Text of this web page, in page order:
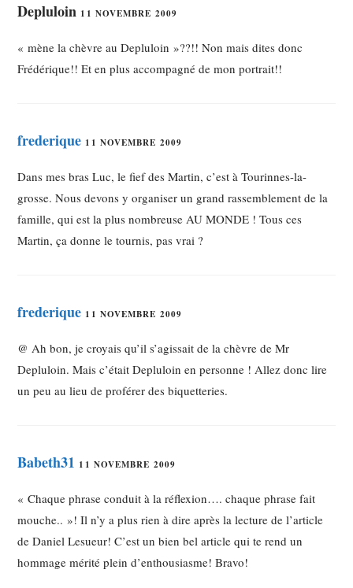
Depluloin 11 NOVEMBRE 2009
« mène la chèvre au Depluloin »??!! Non mais dites donc
Frédérique!! Et en plus accompagné de mon portrait!!
frederique 11 NOVEMBRE 2009
Dans mes bras Luc, le fief des Martin, c’est à Tourinnes-la-
grosse. Nous devons y organiser un grand rassemblement de la
famille, qui est la plus nombreuse AU MONDE ! Tous ces
Martin, ça donne le tournis, pas vrai ?
frederique 11 NOVEMBRE 2009
@ Ah bon, je croyais qu’il s’agissait de la chèvre de Mr
Depluloin. Mais c’était Depluloin en personne ! Allez donc lire
un peu au lieu de proférer des biquetteries.
Babeth31 11 NOVEMBRE 2009
« Chaque phrase conduit à la réflexion…. chaque phrase fait
mouche.. »! Il n’y a plus rien à dire après la lecture de l’article
de Daniel Lesueur! C’est un bien bel article qui te rend un
hommage mérité plein d’enthousiasme! Bravo!